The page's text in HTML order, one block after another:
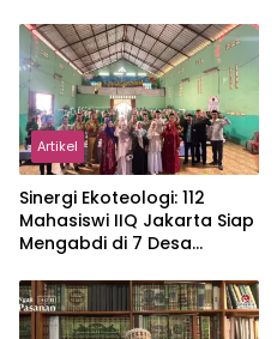
Sukamanah
Artikel
‎Sinergi Ekoteologi: 112
Mahasiswi IIQ Jakarta Siap
Mengabdi di 7 Desa